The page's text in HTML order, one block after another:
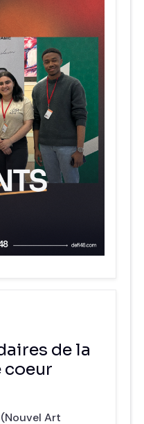
de la
coeur
Art